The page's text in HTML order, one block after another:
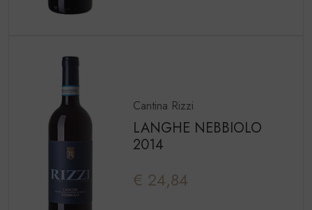
Cantina Rizzi
LANGHE NEBBIOLO
2014
€ 24,84